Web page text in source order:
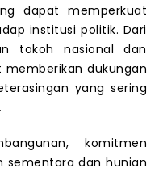
dapat memperkuat
institusi politik. Dari
tokoh nasional dan
dukungan
yang sering
komitmen
sementara dan hunian